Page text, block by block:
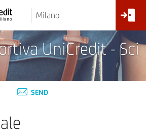
Milano
UniCredit - Sci
SEND